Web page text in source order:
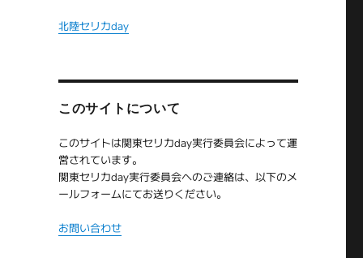
北陸セリカday
このサイトについて
このサイトは関東セリカday実行委員会によって運
営されています。
関東セリカday実行委員会へのご連絡は、以下のメ
ールフォームにてお送りください。
お問い合わせ